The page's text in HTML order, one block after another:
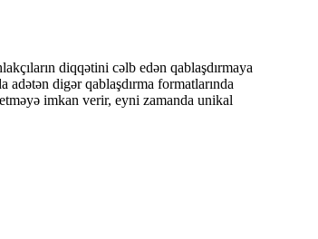
diqqətini cəlb edən qablaşdırmaya
digər qablaşdırma formatlarında
imkan verir, eyni zamanda unikal